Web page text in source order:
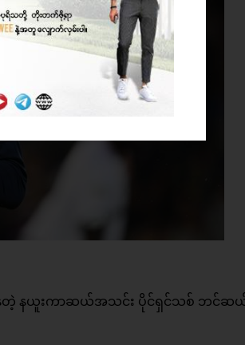
ျင်နေတဲ့ နယူးကာဆယ်အသင်း ပိုင်ရှင်သစ် ဘင်